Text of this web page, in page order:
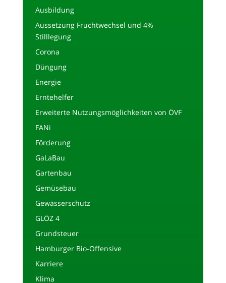
Ausbildung
Aussetzung Fruchtwechsel und 4%
Stilllegung
Corona
Düngung
Energie
Erntehelfer
Erweiterte Nutzungsmöglichkeiten von ÖVF
FANi
Förderung
GaLaBau
Gartenbau
Gemüsebau
Gewässerschutz
GLÖZ 4
Grundsteuer
Hamburger Bio-Offensive
Karriere
Klima